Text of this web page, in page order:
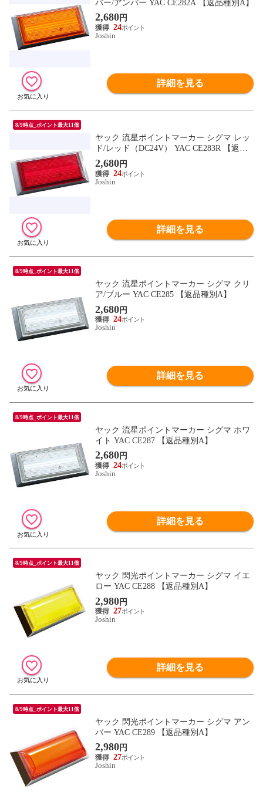
バー/アンバー YAC CE282A 【返品種別A】
2,680円
24
Joshin
詳細を見る
8/9時点_ポイント最大11倍
ヤック 流星ポイントマーカー シグマ レッ
ド/レッド（DC24V） YAC CE283R 【返品
種別A】
2,680円
24
Joshin
詳細を見る
8/9時点_ポイント最大11倍
ヤック 流星ポイントマーカー シグマ クリ
ア/ブルー YAC CE285 【返品種別A】
2,680円
24
Joshin
詳細を見る
8/9時点_ポイント最大11倍
ヤック 流星ポイントマーカー シグマ ホワ
イト YAC CE287 【返品種別A】
2,680円
24
Joshin
詳細を見る
8/9時点_ポイント最大11倍
ヤック 閃光ポイントマーカー シグマ イエ
ロー YAC CE288 【返品種別A】
2,980円
27
Joshin
詳細を見る
8/9時点_ポイント最大11倍
ヤック 閃光ポイントマーカー シグマ アン
バー YAC CE289 【返品種別A】
2,980円
27
Joshin